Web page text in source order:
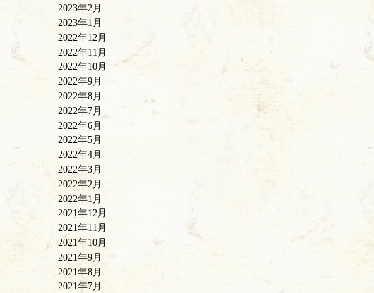
2023年2月
2023年1月
2022年12月
2022年11月
2022年10月
2022年9月
2022年8月
2022年7月
2022年6月
2022年5月
2022年4月
2022年3月
2022年2月
2022年1月
2021年12月
2021年11月
2021年10月
2021年9月
2021年8月
2021年7月